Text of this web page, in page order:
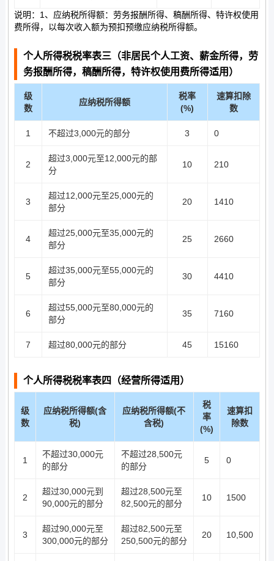
说明：1、应纳税所得额：劳务报酬所得、稿酬所得、特许权使用
费所得，以每次收入额为预扣预缴应纳税所得额。
个人所得税税率表三（非居民个人工资、薪金所得，劳
务报酬所得，稿酬所得，特许权使用费所得适用）
级
数
应纳税所得额
税率
(%)
速算扣除
数
1 不超过3,000元的部分 3 0
2
超过3,000元至12,000元的部
分
10 210
3
超过12,000元至25,000元的
部分
20 1410
4
超过25,000元至35,000元的
部分
25 2660
5
超过35,000元至55,000元的
部分
30 4410
6
超过55,000元至80,000元的
部分
35 7160
7 超过80,000元的部分 45 15160
个人所得税税率表四（经营所得适用）
级
数
应纳税所得额(含
税)
应纳税所得额(不
含税)
税
率
(%)
速算扣
除数
1
不超过30,000元
的部分
不超过28,500元
的部分
5 0
2
超过30,000元到
90,000元的部分
超过28,500元至
82,500元的部分
10 1500
3
超过90,000元至
300,000元的部分
超过82,500元至
250,500元的部分
20 10,500